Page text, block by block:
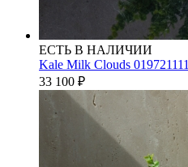
ЕСТЬ В НАЛИЧИИ
Kale Milk Clouds 019721111
33 100 ₽